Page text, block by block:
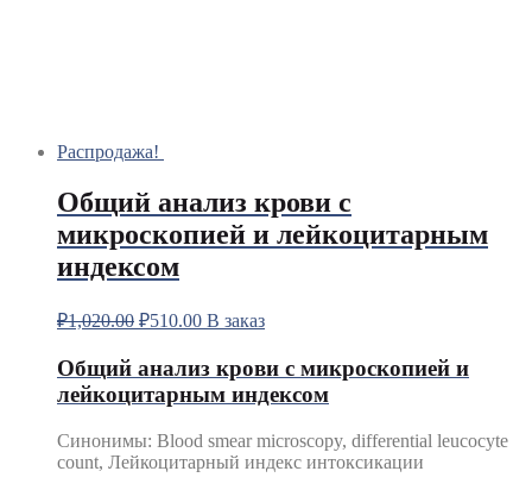
Распродажа!
Общий анализ крови с
микроскопией и лейкоцитарным
индексом
₽1,020.00 ₽510.00 В заказ
Общий анализ крови с микроскопией и
лейкоцитарным индексом
Синонимы: Blood smear microscopy, differential leucocyte
count, Лейкоцитарный индекс интоксикации